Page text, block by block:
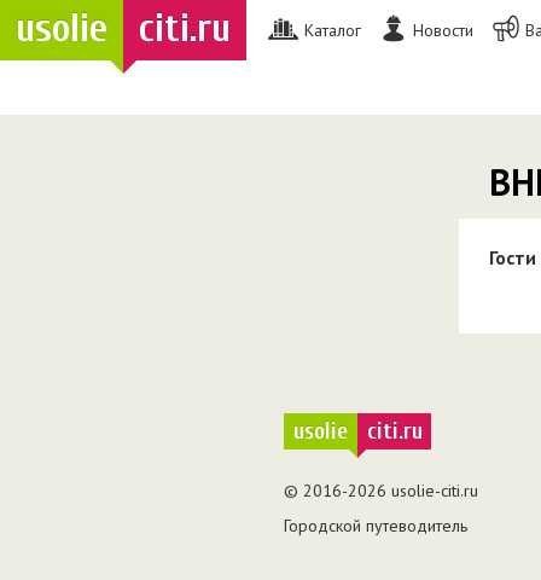
usolie citi.ru Каталог Новости
Гости
usolie citi.ru
© 2016-2026 usolie-citi.ru
Городской путеводитель